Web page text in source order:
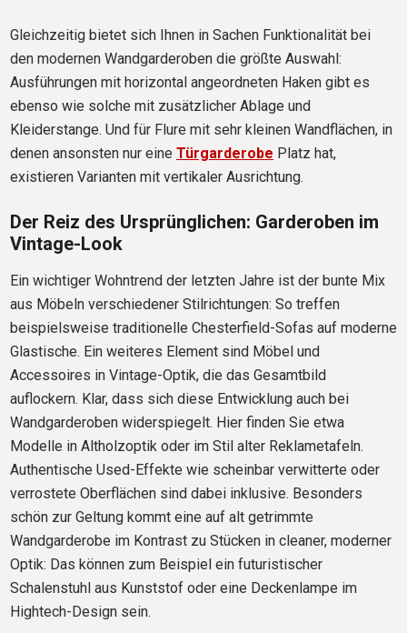
Gleichzeitig bietet sich Ihnen in Sachen Funktionalität bei
den modernen Wandgarderoben die größte Auswahl:
Ausführungen mit horizontal angeordneten Haken gibt es
ebenso wie solche mit zusätzlicher Ablage und
Kleiderstange. Und für Flure mit sehr kleinen Wandflächen, in
denen ansonsten nur eine Türgarderobe Platz hat,
existieren Varianten mit vertikaler Ausrichtung.
Der Reiz des Ursprünglichen: Garderoben im
Vintage-Look
Ein wichtiger Wohntrend der letzten Jahre ist der bunte Mix
aus Möbeln verschiedener Stilrichtungen: So treffen
beispielsweise traditionelle Chesterfield-Sofas auf moderne
Glastische. Ein weiteres Element sind Möbel und
Accessoires in Vintage-Optik, die das Gesamtbild
auflockern. Klar, dass sich diese Entwicklung auch bei
Wandgarderoben widerspiegelt. Hier finden Sie etwa
Modelle in Altholzoptik oder im Stil alter Reklametafeln.
Authentische Used-Effekte wie scheinbar verwitterte oder
verrostete Oberflächen sind dabei inklusive. Besonders
schön zur Geltung kommt eine auf alt getrimmte
Wandgarderobe im Kontrast zu Stücken in cleaner, moderner
Optik: Das können zum Beispiel ein futuristischer
Schalenstuhl aus Kunststof oder eine Deckenlampe im
Hightech-Design sein.